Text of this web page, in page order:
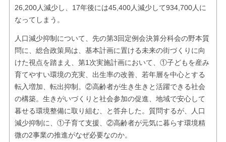
26,200人減少し、17年後には45,400人減少して934,700人に
なってしまう。
人口減少抑制について、先の第3回定例会決算分科会の野本質
問に、総合政策局は、基本計画に置ける未来の街づくりに向
けた視点を踏まえ、第1次実施計画において、①子どもを産み
育てやすい環境の充実、出生率の改善、若年層を中心とする
転入増加、転出抑制。②高齢者が生き生きと活躍できる社会
の構築。生きがいづくりと社会参加の促進、地域で安心して
暮せる環境整備に取り組む、と答弁した。質問するが、人口
減少抑制に、①子育て支援、②高齢者が元気に暮らす環境精
微の2事業の推進がなぜ必要なのか。